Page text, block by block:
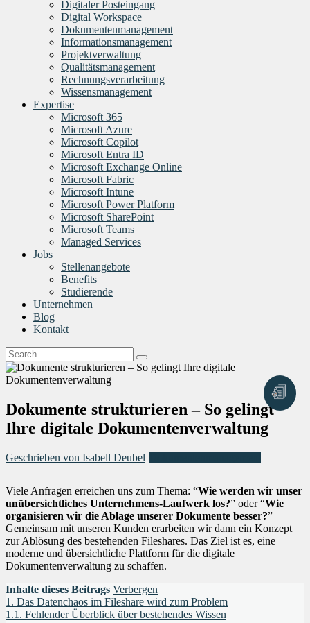
Digitaler Posteingang
Digital Workspace
Dokumentenmanagement
Informationsmanagement
Projektverwaltung
Qualitätsmanagement
Rechnungsverarbeitung
Wissensmanagement
Expertise
Microsoft 365
Microsoft Azure
Microsoft Copilot
Microsoft Entra ID
Microsoft Exchange Online
Microsoft Fabric
Microsoft Intune
Microsoft Power Platform
Microsoft SharePoint
Microsoft Teams
Managed Services
Jobs
Stellenangebote
Benefits
Studierende
Unternehmen
Blog
Kontakt
Dokumente strukturieren – So gelingt
Ihre digitale Dokumentenverwaltung
Geschrieben von Isabell Deubel
Viele Anfragen erreichen uns zum Thema: “Wie werden wir unser
unübersichtliches Unternehmens-Laufwerk los?” oder “Wie
organisieren wir die Ablage unserer Dokumente besser?”
Gemeinsam mit unseren Kunden erarbeiten wir dann ein Konzept
zur Ablösung des bestehenden Fileshares. Das Ziel ist es, eine
moderne und übersichtliche Plattform für die digitale
Dokumentenverwaltung zu schaffen.
Inhalte dieses Beitrags Verbergen
1. Das Datenchaos im Fileshare wird zum Problem
1.1. Fehlender Überblick über bestehendes Wissen